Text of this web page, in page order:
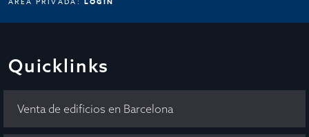
Quicklinks
Venta de edificios en Barcelona